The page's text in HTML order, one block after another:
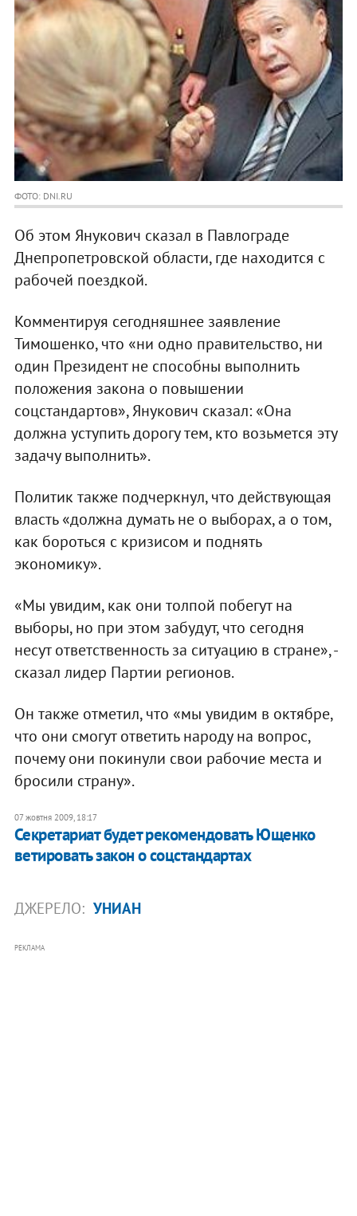
ФОТО: DNI.RU
Об этом Янукович сказал в Павлограде
Днепропетровской области, где находится с
рабочей поездкой.
Комментируя сегодняшнее заявление
Тимошенко, что «ни одно правительство, ни
один Президент не способны выполнить
положения закона о повышении
соцстандартов», Янукович сказал: «Она
должна уступить дорогу тем, кто возьмется эту
задачу выполнить».
Политик также подчеркнул, что действующая
власть «должна думать не о выборах, а о том,
как бороться с кризисом и поднять
экономику».
«Мы увидим, как они толпой побегут на
выборы, но при этом забудут, что сегодня
несут ответственность за ситуацию в стране», -
сказал лидер Партии регионов.
Он также отметил, что «мы увидим в октябре,
что они смогут ответить народу на вопрос,
почему они покинули свои рабочие места и
бросили страну».
07 жовтня 2009, 18:17
Секретариат будет рекомендовать Ющенко
ветировать закон о соцстандартах
ДЖЕРЕЛО: УНИАН
РЕКЛАМА